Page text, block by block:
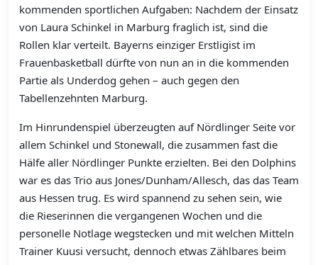
kommenden sportlichen Aufgaben: Nachdem der Einsatz
von Laura Schinkel in Marburg fraglich ist, sind die
Rollen klar verteilt. Bayerns einziger Erstligist im
Frauenbasketball dürfte von nun an in die kommenden
Partie als Underdog gehen – auch gegen den
Tabellenzehnten Marburg.
Im Hinrundenspiel überzeugten auf Nördlinger Seite vor
allem Schinkel und Stonewall, die zusammen fast die
Hälfe aller Nördlinger Punkte erzielten. Bei den Dolphins
war es das Trio aus Jones/Dunham/Allesch, das das Team
aus Hessen trug. Es wird spannend zu sehen sein, wie
die Rieserinnen die vergangenen Wochen und die
personelle Notlage wegstecken und mit welchen Mitteln
Trainer Kuusi versucht, dennoch etwas Zählbares beim